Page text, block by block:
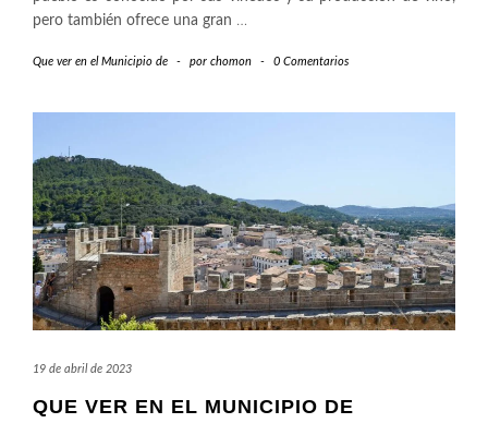
pero también ofrece una gran …
Que ver en el Municipio de - por chomon - 0 Comentarios
19 de abril de 2023
QUE VER EN EL MUNICIPIO DE